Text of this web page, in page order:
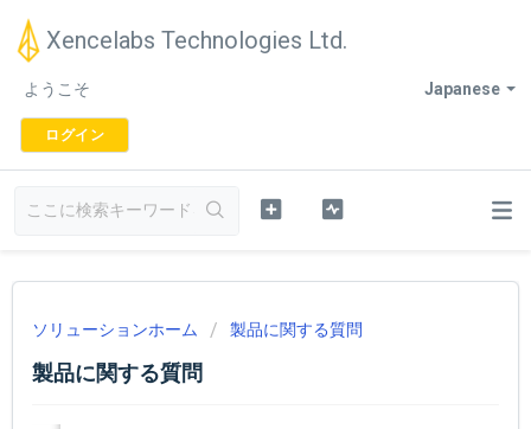
Xencelabs Technologies Ltd.
Japanese
ようこそ
ログイン
ソリューションホーム 製品に関する質問
製品に関する質問